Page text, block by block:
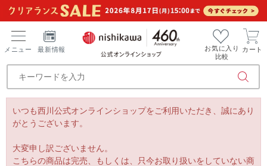
メニュー 最新情報
お気に入り
比較
カート
いつも西川公式オンラインショップをご利用いただき、誠にあり
がとうございます。
大変申し訳ございません。
こちらの商品は完売、もしくは、只今お取り扱いをしていない商